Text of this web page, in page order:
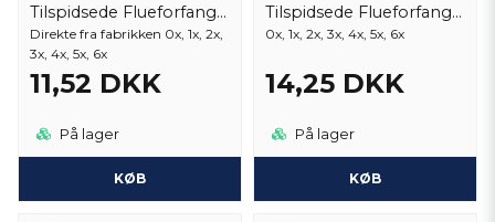
Tilspidsede Flueforfang 12 fod
Direkte fra fabrikken 0x, 1x, 2x,
3x, 4x, 5x, 6x
11,52 DKK
På lager
KØB
Tilspidsede Flueforfang 9 fod
0x, 1x, 2x, 3x, 4x, 5x, 6x
14,25 DKK
På lager
KØB